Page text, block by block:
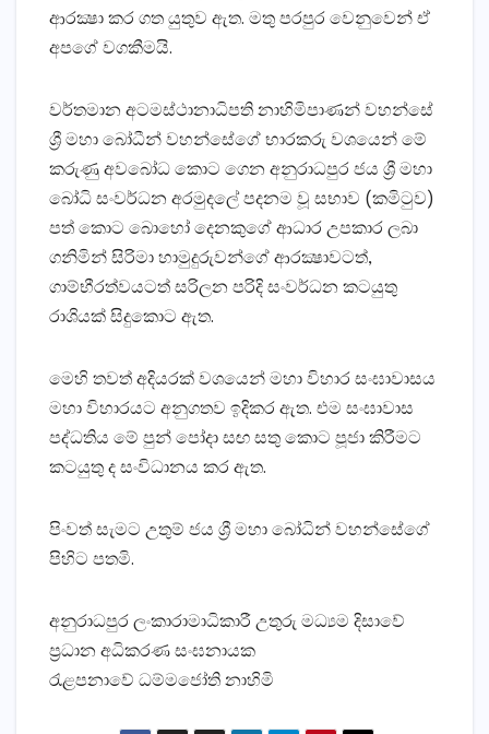
ආරක්‍ෂා කර ගත යුතුව ඇත. මතු පරපුර වෙනුවෙන් ඒ
අපගේ වගකීමයි.
වර්තමාන අටමස්‌ථානාධිපති නාහිමිපාණන් වහන්සේ
ශ්‍රී මහා බෝධීන් වහන්සේගේ භාරකරු වශයෙන් මේ
කරුණු අවබෝධ කොට ගෙන අනුරාධපුර ජය ශ්‍රී මහා
බෝධි සංවර්ධන අරමුදලේ පදනම වූ සභාව (කමිටුව)
පත් කොට බොහෝ දෙනකුගේ ආධාර උපකාර ලබා
ගනිමින් සිරිමා හාමුදුරුවන්ගේ ආරක්‍ෂාවටත්,
ගාම්භීරත්වයටත් සරිලන පරිදි සංවර්ධන කටයුතු
රාශියක්‌ සිදුකොට ඇත.
මෙහි තවත් අදියරක්‌ වශයෙන් මහා විහාර සංඝාවාසය
මහා විහාරයට අනුගතව ඉදිකර ඇත. එම සංඝාවාස
පද්ධතිය මේ පුන් පෝදා සඟ සතු කොට පූජා කිරීමට
කටයුතු ද සංවිධානය කර ඇත.
පිංවත් සැමට උතුම් ජය ශ්‍රී මහා බෝධින් වහන්සේගේ
පිහිට පතමි.
අනුරාධපුර ලංකාරාමාධිකාරී උතුරු මධ්‍යම දිසාවේ
ප්‍රධාන අධිකරණ සංඝනායක
රැළපනාවේ ධම්මජෝති නාහිමි